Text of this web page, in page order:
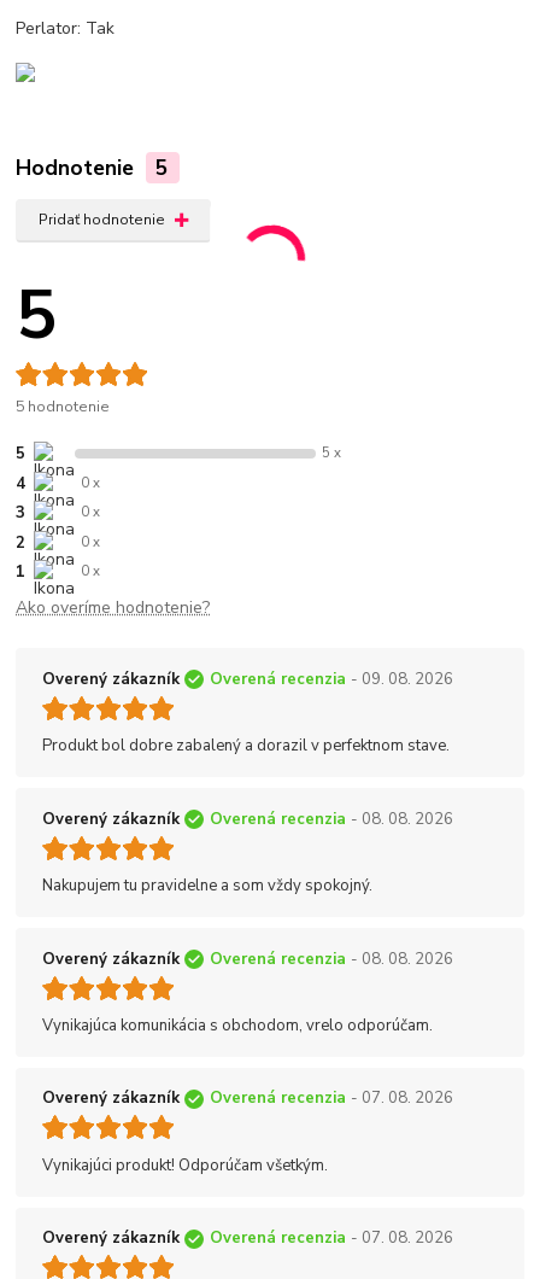
Perlator: Tak
Hodnotenie 5
Pridať hodnotenie
5
5 hodnotenie
5 5 x
4 0 x
3 0 x
2 0 x
1 0 x
Ako overíme hodnotenie?
Overený zákazník Overená recenzia - 09. 08. 2026
Produkt bol dobre zabalený a dorazil v perfektnom stave.
Overený zákazník Overená recenzia - 08. 08. 2026
Nakupujem tu pravidelne a som vždy spokojný.
Overený zákazník Overená recenzia - 08. 08. 2026
Vynikajúca komunikácia s obchodom, vrelo odporúčam.
Overený zákazník Overená recenzia - 07. 08. 2026
Vynikajúci produkt! Odporúčam všetkým.
Overený zákazník Overená recenzia - 07. 08. 2026